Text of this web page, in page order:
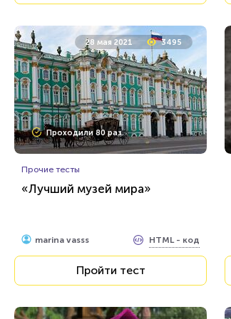
28 мая 2021 3495
Проходили 80 раз
Прочие тесты
«Лучший музей мира»
marina vasss HTML - код
Пройти тест